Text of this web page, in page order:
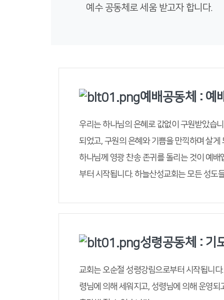
예수 공동체로 세움 받고자 합니다.
예배공동체 : 예
우리는 하나님의 은혜로 값없이 구원받았습
되었고, 구원의 은혜와 기쁨을 만끽하며 살게
하나님께 영광 찬송 존귀를 돌리는 것이 예
부터 시작됩니다. 하늘산성교회는 모든 성도
성령공동체 : 기
교회는 오순절 성령강림으로부터 시작됩니
령님에 의해 세워지고, 성령님에 의해 운영